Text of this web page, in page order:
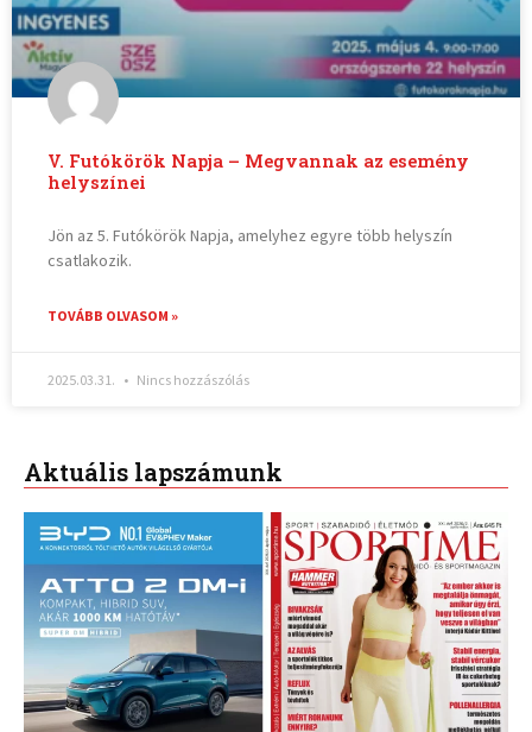
V. Futókörök Napja – Megvannak az esemény
helyszínei
Jön az 5. Futókörök Napja, amelyhez egyre több helyszín
csatlakozik.
TOVÁBB OLVASOM »
2025.03.31. Nincs hozzászólás
Aktuális lapszámunk